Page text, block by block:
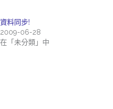
資料同步!
2009-06-28
在「未分類」中